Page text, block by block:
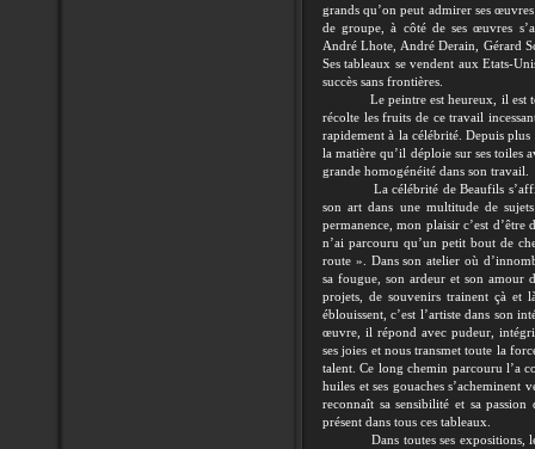
grands qu’on peut admirer ses
de groupe, à côté de ses œuvres
André Lhote, André Derain, Gérard
Ses tableaux se vendent aux Etats-
succès sans frontières.
Le peintre est heureux, il est
récolte les fruits de ce travail
rapidement à la célébrité. Depuis
la matière qu’il déploie sur ses toiles
grande homogénéité dans son travail.
La célébrité de Beaufils
son art dans une multitude de
permanence, mon plaisir c’est
n’ai parcouru qu’un petit bout de
route ». Dans son atelier où
sa fougue, son ardeur et son amour
projets, de souvenirs trainent çà et
éblouissent, c’est l’artiste dans
œuvre, il répond avec pudeur,
ses joies et nous transmet toute la
talent. Ce long chemin parcouru l’a
huiles et ses gouaches s’acheminent
reconnaît sa sensibilité et sa
présent dans tous ces tableaux.
Dans toutes ses expositions, les